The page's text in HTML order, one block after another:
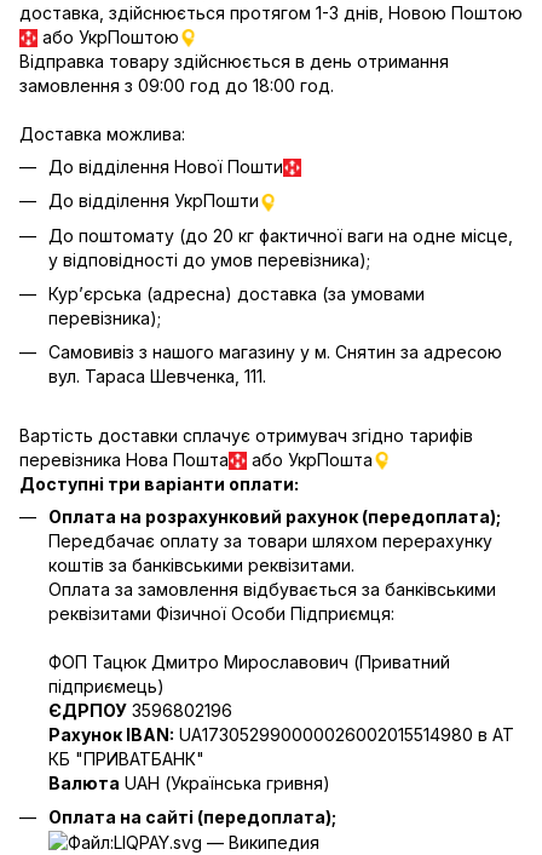
доставка, здійснюється протягом 1-3 днів, Новою Поштою
або УкрПоштою
Відправка товару здійснюється в день отримання
замовлення з 09:00 год до 18:00 год.
Доставка можлива:
До відділення Нової Пошти
До відділення УкрПошти
До поштомату (до 20 кг фактичної ваги на одне місце,
у відповідності до умов перевізника);
Кур’єрська (адресна) доставка (за умовами
перевізника);
Самовивіз з нашого магазину у м. Снятин за адресою
вул. Тараса Шевченка, 111.
Вартість доставки сплачує отримувач згідно тарифів
перевізника Нова Пошта
або УкрПошта
Доступні три варіанти оплати:
Оплата на розрахунковий рахунок (передоплата);
Передбачає оплату за товари шляхом перерахунку
коштів за банківськими реквізитами.
Оплата за замовлення відбувається за банківськими
реквізитами Фізичної Особи Підприємця:
ФОП Тацюк Дмитро Мирославович (Приватний
пiдприємець)
ЄДРПОУ 3596802196
Рахунок IBAN: UA173052990000026002015514980 в АТ
КБ "ПРИВАТБАНК"
Валюта UAH (Українська гривня)
Оплата на сайті (передоплата);